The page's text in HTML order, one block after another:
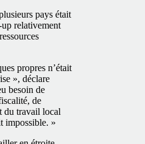
pays était
relativement
propres n’était
», déclare
besoin de
de
du travail local
impossible. »